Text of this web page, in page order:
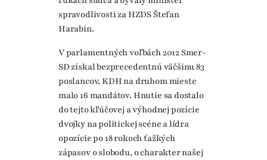
spravodlivosti za HZDS Štefan
Harabin.
V parlamentných voľbách 2012 Smer-
SD získal bezprecedentnú väčšinu 83
poslancov, KDH na druhom mieste
malo 16 mandátov. Hnutie sa dostalo
do tejto kľúčovej a výhodnej pozície
dvojky na politickej scéne a lídra
opozície po 18 rokoch ťažkých
zápasov o slobodu, o charakter našej